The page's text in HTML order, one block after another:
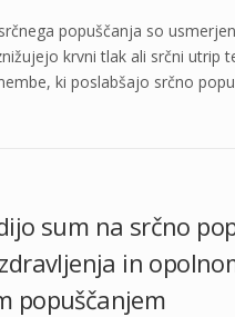
popuščanja so
krvni tlak ali srčni utrip
ki poslabšajo srčno
sum na srčno
in
popuščanjem